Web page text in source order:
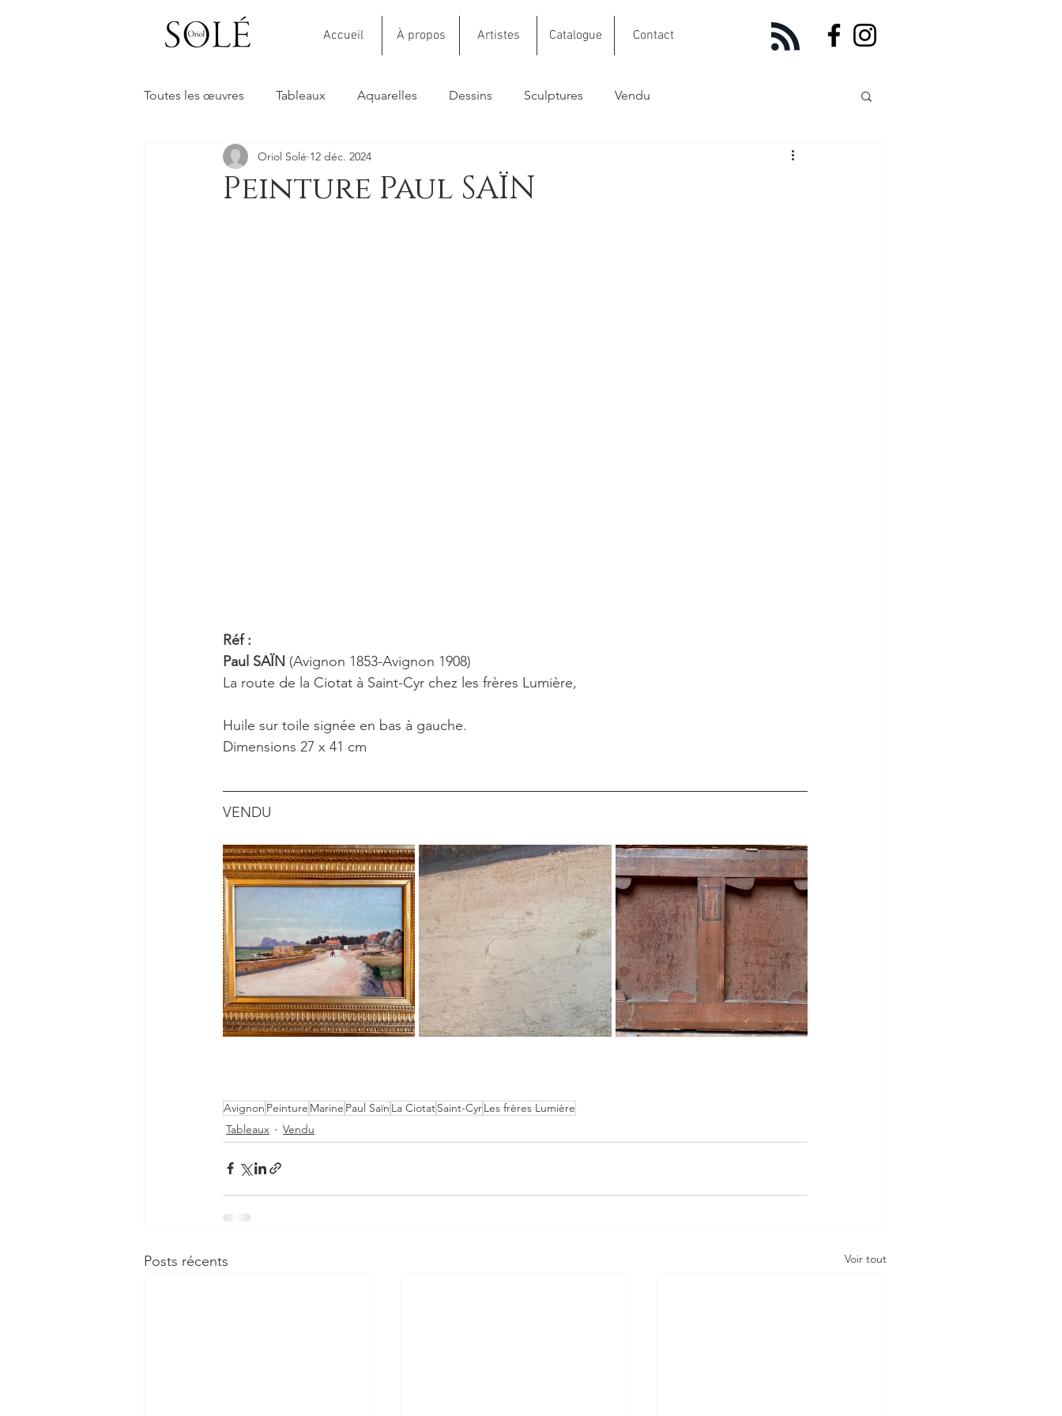
Accueil À propos Artistes Catalogue Contact
Toutes les œuvres Tableaux Aquarelles Dessins Sculptures Vendu
Peinture Paul SAÏN
Oriol Solé 12 déc. 2024
Réf :
Paul SAÏN (Avignon 1853-Avignon 1908)
La route de la Ciotat à Saint-Cyr chez les frères Lumière,
Huile sur toile signée en bas à gauche.
Dimensions 27 x 41 cm
VENDU
Avignon Peinture Marine Paul Saïn La CiotatSaint-CyrLes frères Lumière
Tableaux
Vendu
Posts récents Voir tout